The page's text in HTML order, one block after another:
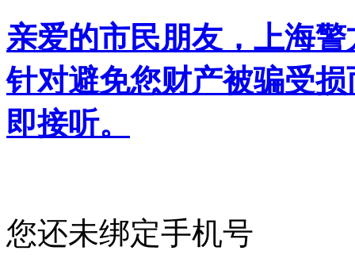
亲爱的市民朋友，上海
针对避免您财产被骗受
即接听。
您还未绑定手机号